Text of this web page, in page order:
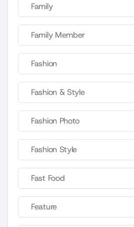
Family
Family Member
Fashion
Fashion & Style
Fashion Photo
Fashion Style
Fast Food
Feature